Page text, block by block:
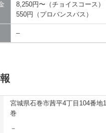
8,250円〜（チョイスコース）
550円（プロバンスバス）
–
宮城県石巻市茜平4丁目104番地
巻
－